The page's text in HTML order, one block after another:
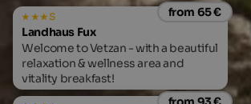
from 65 €
s
Landhaus Fux
Welcome to Vetzan - with a beautiful
relaxation & wellness area and
vitality breakfast!